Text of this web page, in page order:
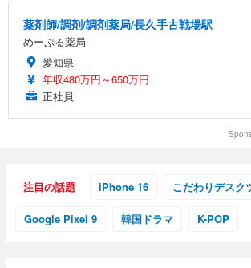
薬剤師/調剤/調剤薬局/長久手古戦場駅
めーぷる薬局
愛知県
年収480万円～650万円
正社員
注目の話題 iPhone 16 こだわりデスク
Google Pixel 9 韓国ドラマ K-POP